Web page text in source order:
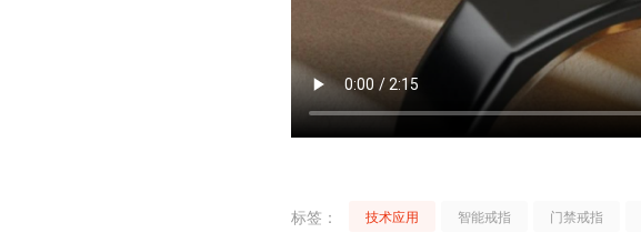
标签： 技术应用 智能戒指 门禁戒指